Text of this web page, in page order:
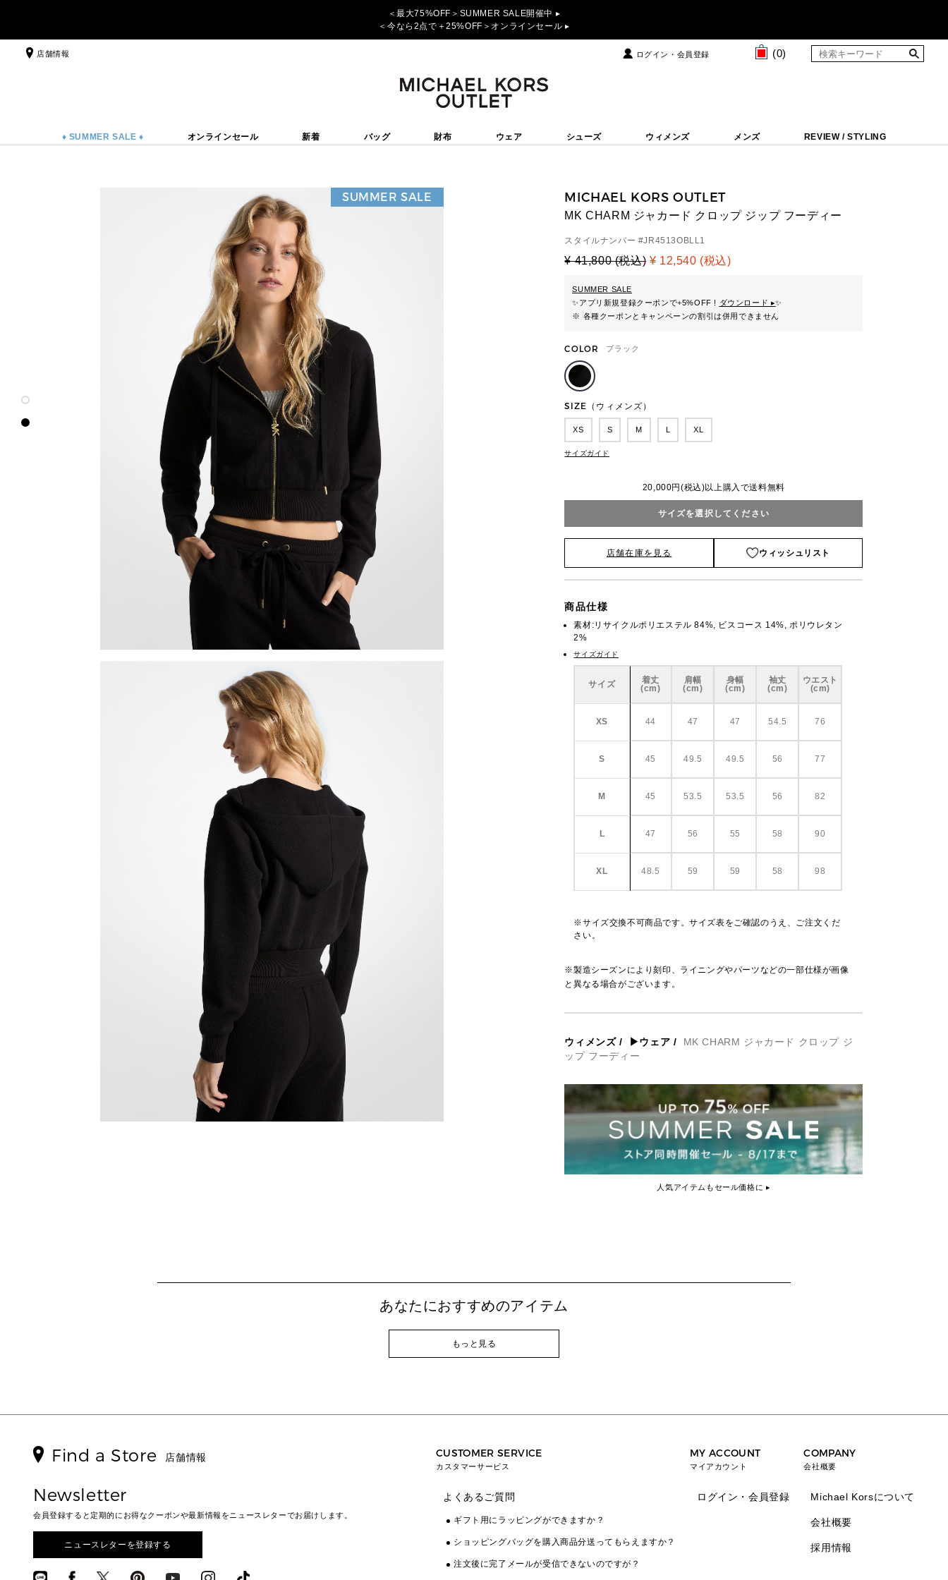
＜最大75%OFF＞SUMMER SALE開催中 ▸
＜今なら2点で＋25%OFF＞オンラインセール ▸
店舗情報 ログイン・会員登録 (0)
♦ SUMMER SALE ♦ オンラインセール 新着 バッグ 財布 ウェア シューズ ウィメンズ メンズ REVIEW / STYLING
SUMMER SALE MICHAEL KORS OUTLET
MK CHARM ジャカード クロップ ジップ フーディー
スタイルナンバー #JR4513OBLL1
¥ 41,800 (税込) ¥ 12,540 (税込)
SUMMER SALE
✨アプリ新規登録クーポンで+5%OFF ! ダウンロード ▸✨
※ 各種クーポンとキャンペーンの割引は併用できません
COLOR ブラック
SIZE（ウィメンズ）
XS S M L XL
サイズガイド
20,000円(税込)以上購入で送料無料
サイズを選択してください
店舗在庫を見る ウィッシュリスト
商品仕様
素材:リサイクルポリエステル 84%, ビスコース 14%, ポリウレタン
2%
サイズガイド
サイズ
着丈
(cm)
肩幅
(cm)
身幅
(cm)
袖丈
(cm)
ウエスト
(cm)
XS 44 47 47 54.5 76
S 45 49.5 49.5 56 77
M 45 53.5 53.5 56 82
L 47 56 55 58 90
XL 48.5 59 59 58 98
※サイズ交換不可商品です。サイズ表をご確認のうえ、ご注文くだ
さい。
※製造シーズンにより刻印、ライニングやパーツなどの一部仕様が画像
と異なる場合がございます。
ウィメンズ/ ▶ウェア /
MK CHARM ジャカード クロップ ジ
ップ フーディー
人気アイテムもセール価格に ▸
あなたにおすすめのアイテム
もっと見る
Find a Store 店舗情報
Newsletter
会員登録すると定期的にお得なクーポンや最新情報をニュースレターでお届けします。
ニュースレターを登録する
CUSTOMER SERVICE
カスタマーサービス
よくあるご質問
ギフト用にラッピングができますか？
ショッピングバッグを購入商品分送ってもらえますか？
注文後に完了メールが受信できないのですが？
MY ACCOUNT
マイアカウント
ログイン・会員登録
COMPANY
会社概要
Michael Korsについて
会社概要
採用情報